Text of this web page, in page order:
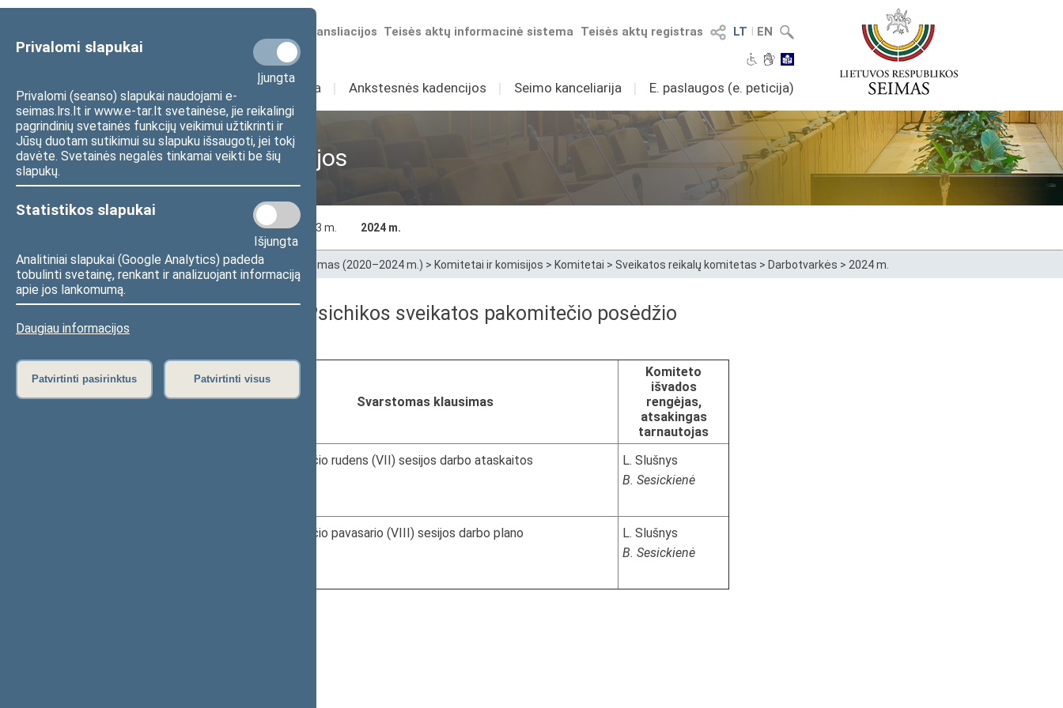
Privalomi slapukai
Įjungta
Privalomi (seanso) slapukai naudojami e-
seimas.lrs.lt ir www.e-tar.lt svetainėse, jie reikalingi
pagrindinių svetainės funkcijų veikimui užtikrinti ir
Jūsų duotam sutikimui su slapuku išsaugoti, jei tokį
davėte. Svetainės negalės tinkamai veikti be šių
slapukų.
Statistikos slapukai
Išjungta
Analitiniai slapukai (Google Analytics) padeda
tobulinti svetainę, renkant ir analizuojant informaciją
apie jos lankomumą.
Daugiau informacijos
Patvirtinti pasirinktus Patvirtinti visus
LT I EN
Teisės aktų registras
Teisės aktų informacinė sistema
Numatomos transliacijos
Sudėtis Veikla I Ankstesnės kadencijos I Seimo kanceliarija I E. paslaugos (e. peticija)
Ankstesnės kadencijos
2022 m. 2023 m. 2024 m.
Pradžia>Ankstesnės kadencijos XIII Seimas (2020–2024 m.) > Komitetai ir komisijos > Komitetai > Sveikatos reikalų komitetas > Darbotvarkės > 2024 m.
2024 m. balandžio 3 d. Psichikos sveikatos pakomitečio posėdžio
darbotvarkė
Eil.
Data, laikas,
Svarstomas klausimas
Komiteto
išvados
rengėjas,
atsakingas
tarnautojas
Dėl Pakomitečio rudens (VII) sesijos darbo ataskaitos
L. Slušnys
B. Sesickienė
Dėl Pakomitečio pavasario (VIII) sesijos darbo plano
L. Slušnys
B. Sesickienė